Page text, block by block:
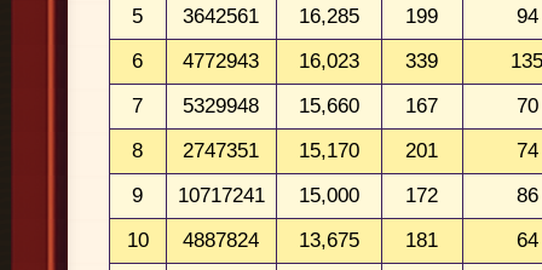
5
3642561 16,285 199
94
6
4772943 16,023 339
7
5329948 15,660 167
70
8
2747351 15,170 201
74
9
10717241 15,000 172
86
10
4887824 13,675 181
64